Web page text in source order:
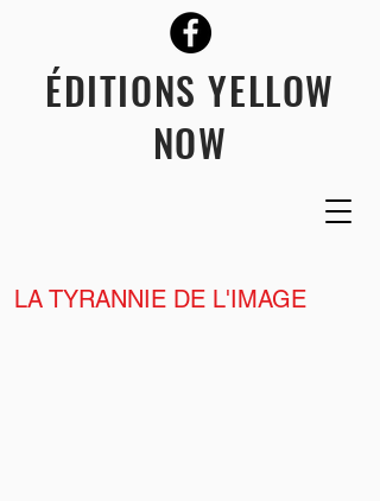
ÉDITIONS YELLOW
NOW
LA TYRANNIE DE L'IMAGE